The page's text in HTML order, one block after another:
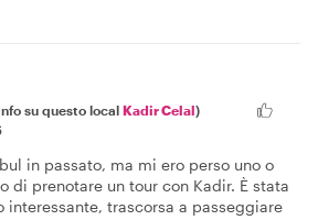
su questo local Kadir Celal)
in passato, ma mi ero perso uno o
di prenotare un tour con Kadir. È stata
interessante, trascorsa a passeggiare